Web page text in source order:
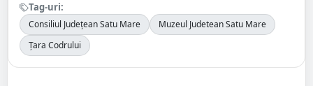
Tag-uri:
Consiliul Județean Satu Mare
Muzeul Judetean Satu Mare
Țara Codrului